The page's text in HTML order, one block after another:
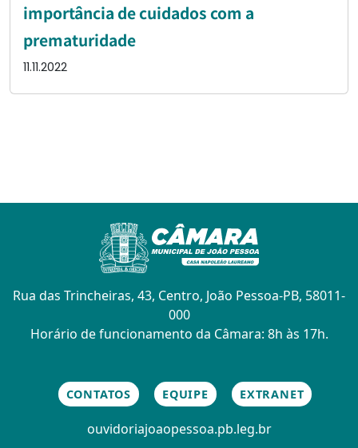
importância de cuidados com a
prematuridade
11.11.2022
Rua das Trincheiras, 43, Centro, João Pessoa-PB, 58011-
000
Horário de funcionamento da Câmara: 8h às 17h.
CONTATOS EQUIPE EXTRANET
ouvidoriajoaopessoa.pb.leg.br